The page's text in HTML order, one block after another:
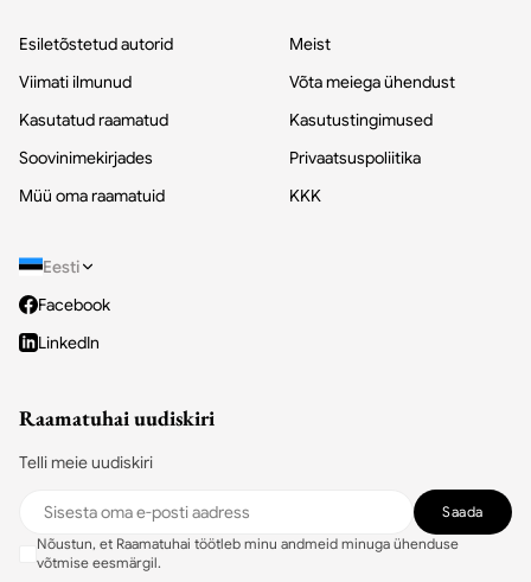
Esiletõstetud autorid
Viimati ilmunud
Kasutatud raamatud
Soovinimekirjades
Müü oma raamatuid
Meist
Võta meiega ühendust
Kasutustingimused
Privaatsuspoliitika
KKK
Eesti
Facebook
LinkedIn
Raamatuhai uudiskiri
Telli meie uudiskiri
Saada
Nõustun, et Raamatuhai töötleb minu andmeid minuga ühenduse
võtmise eesmärgil.